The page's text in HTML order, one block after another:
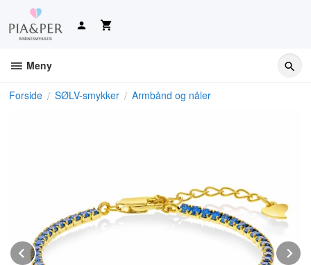
innholdet
Meny
Forside SØLV-smykker Armbånd og nåler
Prev